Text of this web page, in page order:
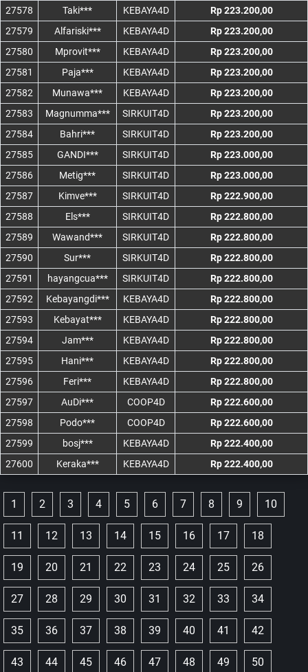
27578
Taki*** KEBAYA4D
Rp 223.200,00
27579
Alfariski*** KEBAYA4D
Rp 223.200,00
27580
Mprovit*** KEBAYA4D
Rp 223.200,00
27581
Paja*** KEBAYA4D
Rp 223.200,00
27582
Munawa*** KEBAYA4D
Rp 223.200,00
27583
Magnumma*** SIRKUIT4D
Rp 223.200,00
27584
Bahri*** SIRKUIT4D
Rp 223.200,00
27585
GANDI*** SIRKUIT4D
Rp 223.000,00
27586
Metig*** SIRKUIT4D
Rp 223.000,00
27587
Kimve*** SIRKUIT4D
Rp 222.900,00
27588
Els*** SIRKUIT4D
Rp 222.800,00
27589
Wawand*** SIRKUIT4D
Rp 222.800,00
27590
Sur*** SIRKUIT4D
Rp 222.800,00
27591
hayangcua*** SIRKUIT4D
Rp 222.800,00
27592
Kebayangdi*** KEBAYA4D
Rp 222.800,00
27593
Kebayat*** KEBAYA4D
Rp 222.800,00
27594
Jam*** KEBAYA4D
Rp 222.800,00
27595
Hani*** KEBAYA4D
Rp 222.800,00
27596
Feri*** KEBAYA4D
Rp 222.800,00
27597
AuDi*** COOP4D
Rp 222.600,00
27598
Podo*** COOP4D
Rp 222.600,00
27599
bosj*** KEBAYA4D
Rp 222.400,00
27600
Keraka*** KEBAYA4D Rp 222.400,00
1 2 3 4 5 6 7 8 9 10
11 12 13 14 15 16 17 18
19 20 21 22 23 24 25 26
27 28 29 30 31 32 33 34
35 36 37 38 39 40 41 42
43 44 45 46 47 48 49 50